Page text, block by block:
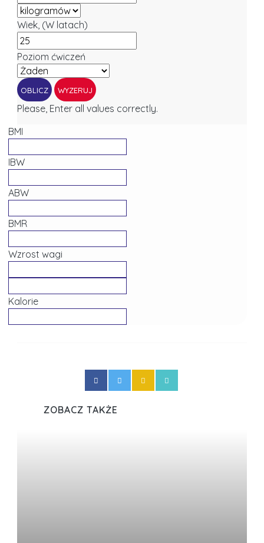
Wiek, (W latach)
Poziom ćwiczeń
Please, Enter all values correctly.
BMI
IBW
ABW
BMR
Wzrost wagi
Kalorie
ZOBACZ TAKŻE